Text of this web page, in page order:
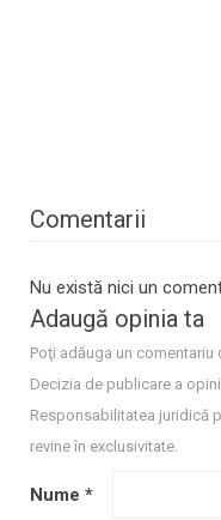
Comentarii
Nu există nici un
Adaugă opinia ta
Poţi adăuga un
Decizia de publicare a
Responsabilitatea juridică
revine în exclusivitate.
Nume *